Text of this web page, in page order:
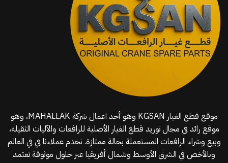
موقع قطع الغيار KGSAN وهو أحد اعمال شركة MAHALLAK، وهو
موقع رائد في مجال توريد قطع الغيار الأصلية للرافعات والآليات الثقيلة،
وبيع وشراء الرافعات المستعملة بحالة ممتازة. نخدم عملاءنا في في العالم
وبالأخص في الشرق الأوسط وشمال أفريقيا عبر حلول موثوقة تعتمد